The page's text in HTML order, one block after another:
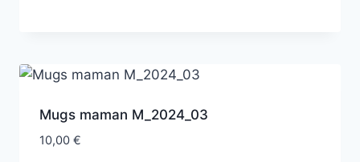
Mugs maman M_2024_03
10,00 €